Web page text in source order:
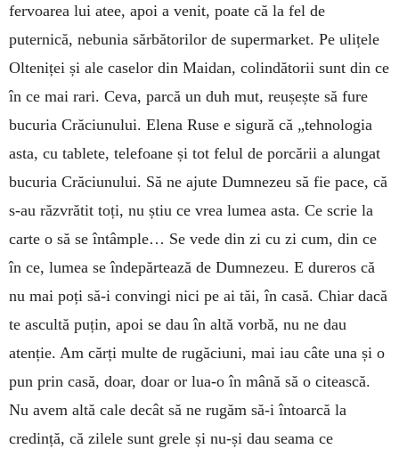
fervoarea lui atee, apoi a venit, poate că la fel de
puternică, nebunia sărbătorilor de supermarket. Pe ulițele
Olteniței și ale caselor din Maidan, colindătorii sunt din ce
în ce mai rari. Ceva, parcă un duh mut, reușește să fure
bucuria Crăciunului. Elena Ruse e sigură că „tehnologia
asta, cu tablete, telefoane și tot felul de porcării a alungat
bucuria Crăciunului. Să ne ajute Dumnezeu să fie pace, că
s-au răzvrătit toți, nu știu ce vrea lumea asta. Ce scrie la
carte o să se întâmple… Se vede din zi cu zi cum, din ce
în ce, lumea se îndepărtează de Dumnezeu. E dureros că
nu mai poți să-i convingi nici pe ai tăi, în casă. Chiar dacă
te ascultă puțin, apoi se dau în altă vorbă, nu ne dau
atenție. Am cărți multe de rugăciuni, mai iau câte una și o
pun prin casă, doar, doar or lua-o în mână să o citească.
Nu avem altă cale decât să ne rugăm să-i întoarcă la
credință, că zilele sunt grele și nu-și dau seama ce